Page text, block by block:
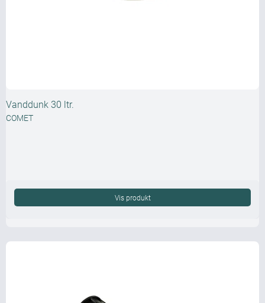
Vanddunk 30 ltr.
COMET
Vis produkt